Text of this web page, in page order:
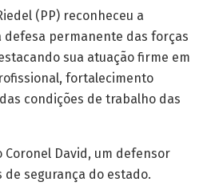
(PP) reconheceu a
defesa permanente das forças
sua atuação firme em
fortalecimento
condições de trabalho das
Coronel David, um defensor
segurança do estado.